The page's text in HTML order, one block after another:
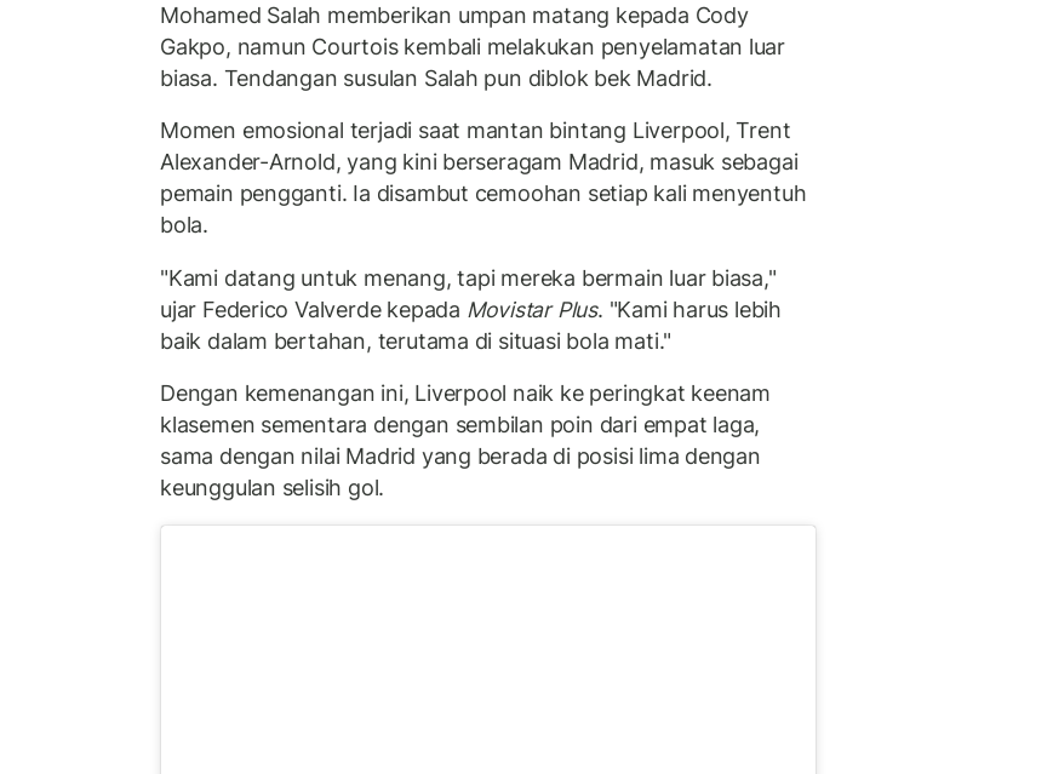
Mohamed Salah memberikan umpan matang kepada Cody
Gakpo, namun Courtois kembali melakukan penyelamatan luar
biasa. Tendangan susulan Salah pun diblok bek Madrid.
Momen emosional terjadi saat mantan bintang Liverpool, Trent
Alexander-Arnold, yang kini berseragam Madrid, masuk sebagai
pemain pengganti. Ia disambut cemoohan setiap kali menyentuh
bola.
"Kami datang untuk menang, tapi mereka bermain luar biasa,"
ujar Federico Valverde kepada Movistar Plus. "Kami harus lebih
baik dalam bertahan, terutama di situasi bola mati."
Dengan kemenangan ini, Liverpool naik ke peringkat keenam
klasemen sementara dengan sembilan poin dari empat laga,
sama dengan nilai Madrid yang berada di posisi lima dengan
keunggulan selisih gol.